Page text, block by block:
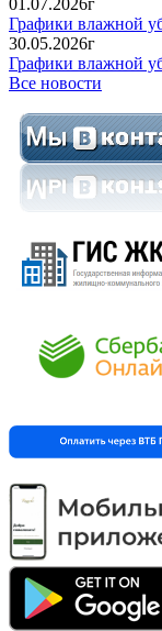
01.07.2026г
Графики влажной
30.05.2026г
Графики влажной
Все новости